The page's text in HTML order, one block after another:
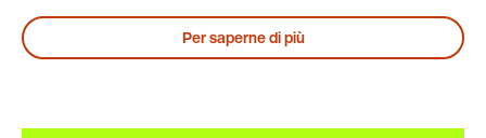
Per saperne di più